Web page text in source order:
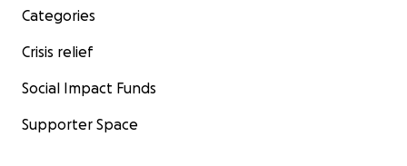
Categories
Crisis relief
Social Impact Funds
Supporter Space